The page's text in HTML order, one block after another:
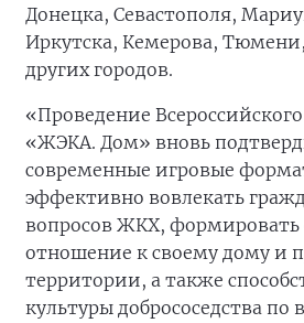
Донецка, Севастополя,
Иркутска, Кемерова,
других городов.
«Проведение
«ЖЭКА. Дом» вновь
современные игровые
эффективно вовлекать
вопросов ЖКХ, формировать
отношение к своему дому и
территории, а также
культуры добрососедства по